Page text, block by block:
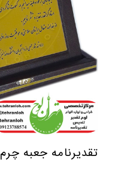
تقدیرنامه جعبه چرم